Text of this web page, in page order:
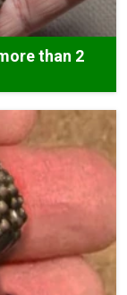
than 2